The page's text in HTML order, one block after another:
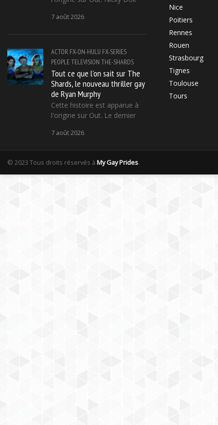
7 août 2026
ACTOR FX-ON-HULU FX-SERIES
PEOPLETELEVISION THE-SHARDS
Tout ce que l'on sait sur The
Shards, le nouveau thriller gay
de Ryan Murphy
Cette histoire est apparue à
l'origine sur Out. Le dernier
7 août 2026
Nice
Poitiers
Rennes
Rouen
Strasbourg
Tignes
Toulouse
Tours
© 2023 Tous droits réservés à My Gay Prides.